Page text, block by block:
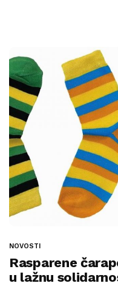
NOVOSTI
Rasparene
u lažnu